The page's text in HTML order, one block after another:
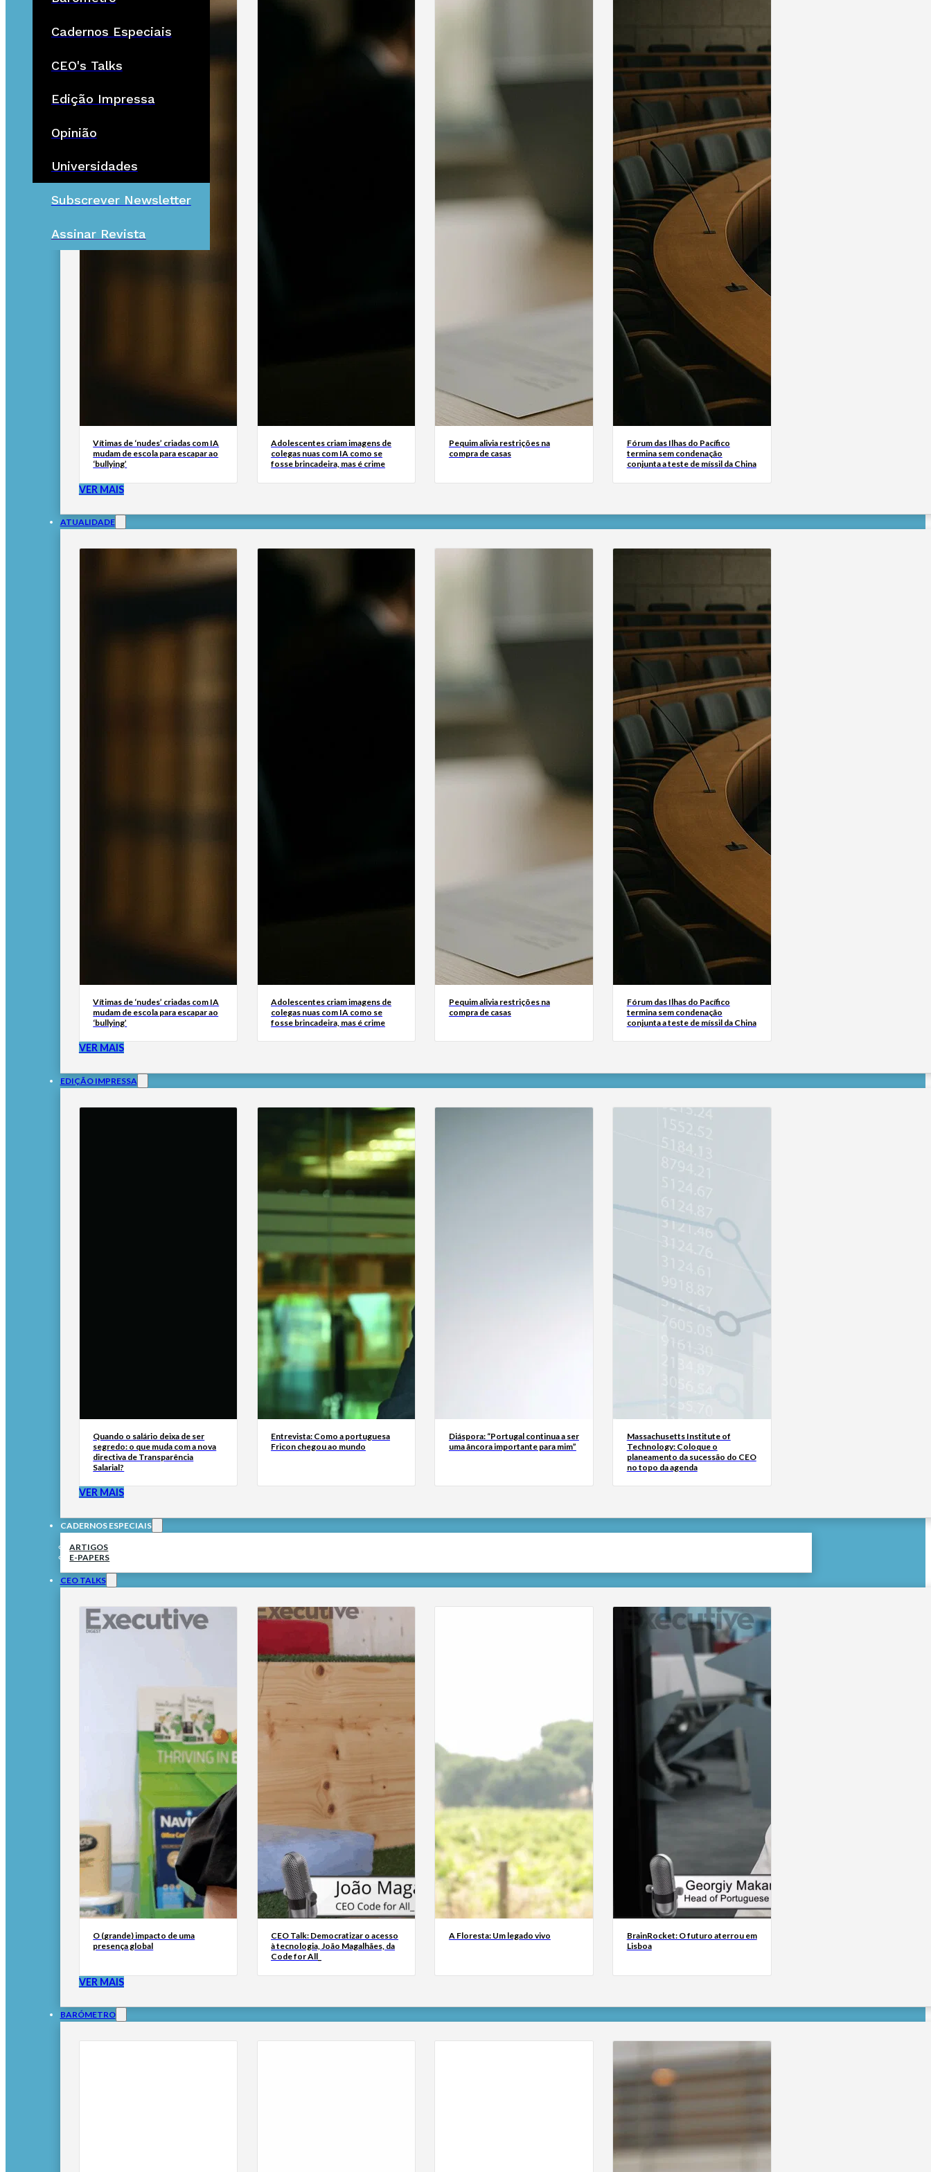
Cadernos Especiais
CEO's Talks
Edição Impressa
Opinião
Universidades
Subscrever Newsletter
Assinar Revista
Vítimas de ‘nudes’ criadas com IA
mudam de escola para escapar ao
‘bullying’
Adolescentes criam imagens de
colegas nuas com IA como se
fosse brincadeira, mas é crime
Pequim alivia restrições na
compra de casas
Fórum das Ilhas do Pacífico
termina sem condenação
conjunta a teste de míssil da China
VER MAIS
ATUALIDADE
Vítimas de ‘nudes’ criadas com IA
mudam de escola para escapar ao
‘bullying’
Adolescentes criam imagens de
colegas nuas com IA como se
fosse brincadeira, mas é crime
Pequim alivia restrições na
compra de casas
Fórum das Ilhas do Pacífico
termina sem condenação
conjunta a teste de míssil da China
VER MAIS
EDIÇÃO IMPRESSA
Quando o salário deixa de ser
segredo: o que muda com a nova
directiva de Transparência
Salarial?
Entrevista: Como a portuguesa
Fricon chegou ao mundo
Diáspora: “Portugal continua a ser
uma âncora importante para mim”
Massachusetts Institute of
Technology: Coloque o
planeamento da sucessão do CEO
no topo da agenda
VER MAIS
CADERNOS ESPECIAIS
ARTIGOS
E-PAPERS
CEO TALKS
O (grande) impacto de uma
presença global
CEO Talk: Democratizar o acesso
à tecnologia, João Magalhães, da
Code for All_
A Floresta: Um legado vivo
BrainRocket: O futuro aterrou em
Lisboa
VER MAIS
BARÓMETRO